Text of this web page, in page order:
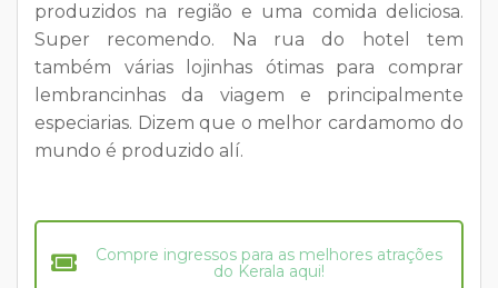
produzidos na região e uma comida deliciosa.
Super recomendo. Na rua do hotel tem
também várias lojinhas ótimas para comprar
lembrancinhas da viagem e principalmente
especiarias. Dizem que o melhor cardamomo do
mundo é produzido alí.
Compre ingressos para as melhores atrações
do Kerala aqui!